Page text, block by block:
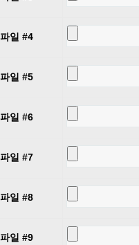
파일 #4
파일 #5
파일 #6
파일 #7
파일 #8
파일 #9